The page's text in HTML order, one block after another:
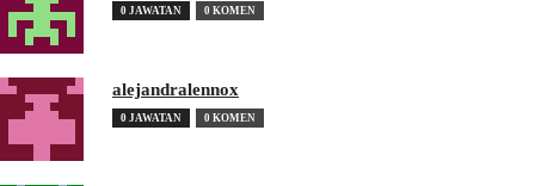
0 JAWATAN 0 KOMEN
alejandralennox
0 JAWATAN 0 KOMEN